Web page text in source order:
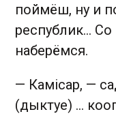
поймёш, ну и
республик...
наберёмся.
— Камісар, —
(дыктуе) ...